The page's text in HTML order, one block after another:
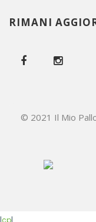
RIMANI
© 2021 Il Mio